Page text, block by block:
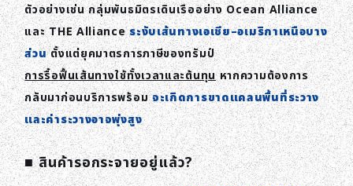
ตัวอย่างเช่น กลุ่มพันธมิตรเดินเรืออย่าง Ocean Alliance
และ THE Allianceระงับเส้นทางเอเชีย–อเมริกาเหนือบาง
ส่วนตั้งแต่ยุคมาตรการภาษีของทรัมป์
การรื้อฟื้นเส้นทางใช้ทั้งเวลาและต้นทุนหากความต้องการ
กลับมาก่อนบริการพร้อมจะเกิดการขาดแคลนพื้นที่ระวาง
และค่าระวางอาจพุ่งสูง
■ สินค้ารอกระจายอยู่แล้ว?